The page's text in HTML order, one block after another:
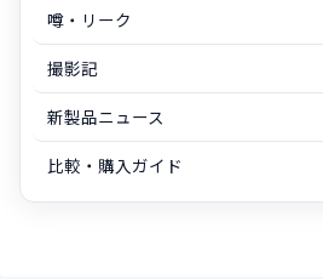
噂・リーク
撮影記
新製品ニュース
比較・購入ガイド